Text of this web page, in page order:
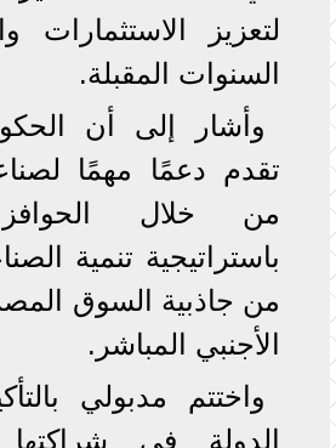
لتعزيز الاستثمارات
السنوات المقبلة.
وأشار إلى أن
تقدم دعمًا مهمًا
من خلال الحوافز
باستراتيجية تنمية
من جاذبية السوق
الأجنبي المباشر.
واختتم مدبولي
الدولة في